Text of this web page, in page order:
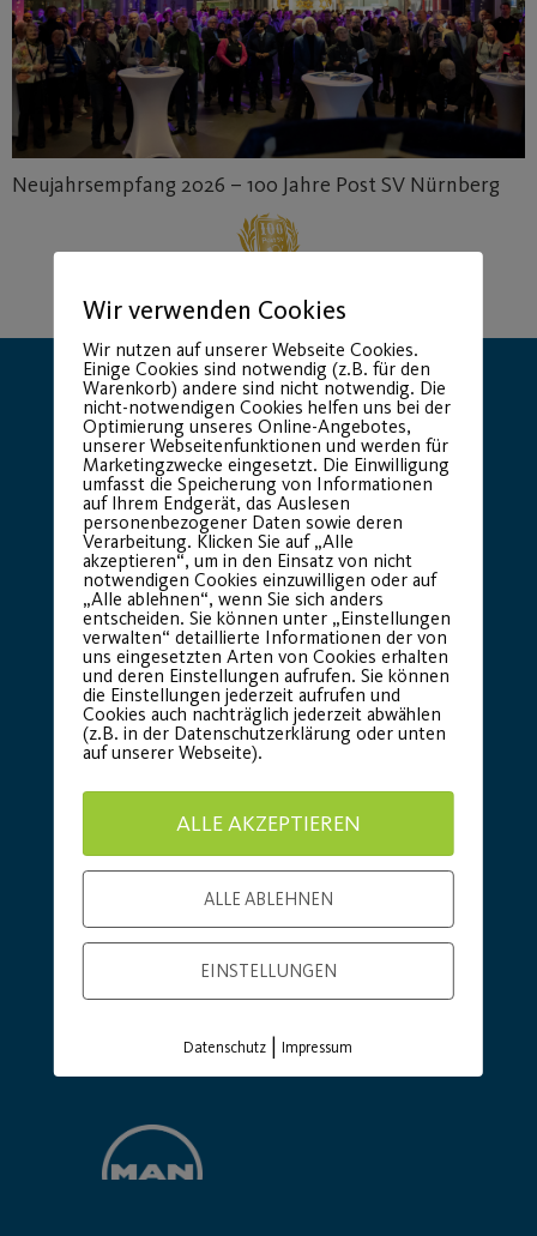
Neujahrsempfang 2026 – 100 Jahre Post SV Nürnberg
Hauptsponsor Generalausrüster
Premium Partner:
Wir verwenden Cookies
Wir nutzen auf unserer Webseite Cookies.
Einige Cookies sind notwendig (z.B. für den
Warenkorb) andere sind nicht notwendig. Die
nicht-notwendigen Cookies helfen uns bei der
Optimierung unseres Online-Angebotes,
unserer Webseitenfunktionen und werden für
Marketingzwecke eingesetzt. Die Einwilligung
umfasst die Speicherung von Informationen
auf Ihrem Endgerät, das Auslesen
personenbezogener Daten sowie deren
Verarbeitung. Klicken Sie auf „Alle
akzeptieren“, um in den Einsatz von nicht
notwendigen Cookies einzuwilligen oder auf
„Alle ablehnen“, wenn Sie sich anders
entscheiden. Sie können unter „Einstellungen
verwalten“ detaillierte Informationen der von
uns eingesetzten Arten von Cookies erhalten
und deren Einstellungen aufrufen. Sie können
die Einstellungen jederzeit aufrufen und
Cookies auch nachträglich jederzeit abwählen
(z.B. in der Datenschutzerklärung oder unten
auf unserer Webseite).
ALLE AKZEPTIEREN
ALLE ABLEHNEN
EINSTELLUNGEN
Datenschutz |Impressum